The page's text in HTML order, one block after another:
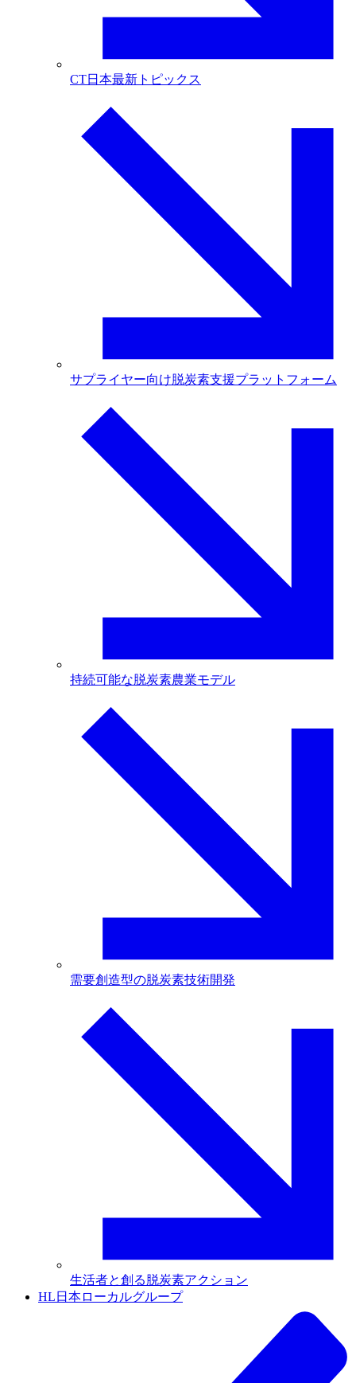
CT日本最新トピックス
サプライヤー向け脱炭素支援プラットフォーム
持続可能な脱炭素農業モデル
需要創造型の脱炭素技術開発
生活者と創る脱炭素アクション
HL日本ローカルグループ